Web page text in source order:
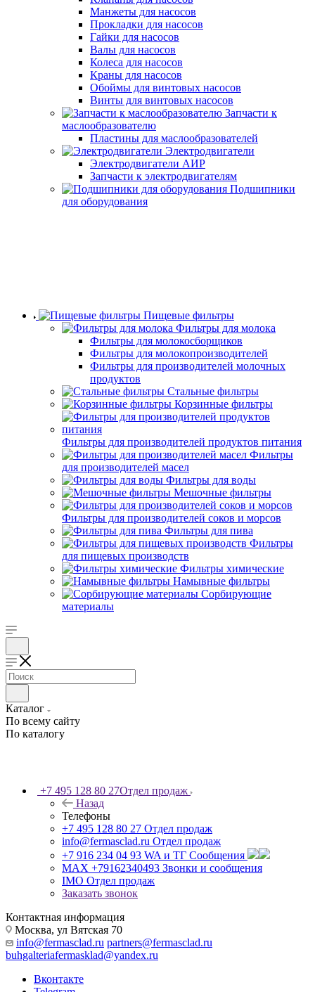
Манжеты для насосов
Прокладки для насосов
Гайки для насосов
Валы для насосов
Колеса для насосов
Краны для насосов
Обоймы для винтовых насосов
Винты для винтовых насосов
Запчасти к
маслообразователю
Пластины для маслообразователей
Электродвигатели
Электродвигатели АИР
Запчасти к электродвигателям
Подшипники
для оборудования
Пищевые фильтры
Фильтры для молока
Фильтры для молокосборщиков
Фильтры для молокопроизводителей
Фильтры для производителей молочных
продуктов
Стальные фильтры
Корзинные фильтры
Фильтры для производителей продуктов питания
Фильтры
для производителей масел
Фильтры для воды
Мешочные фильтры
Фильтры для производителей соков и морсов
Фильтры для пива
Фильтры
для пищевых производств
Фильтры химические
Намывные фильтры
Сорбирующие
материалы
Каталог
По всему сайту
По каталогу
+7 495 128 80 27Отдел продаж
Назад
Телефоны
+7 495 128 80 27 Отдел продаж
info@fermasclad.ru Отдел продаж
+7 916 234 04 93 WA и ТГ Сообщения
MAX +79162340493 Звонки и сообщения
IMO Отдел продаж
Заказать звонок
Контактная информация
Москва, ул Вятская 70
info@fermasclad.ru partners@fermasclad.ru
buhgalteriafermasklad@yandex.ru
Вконтакте